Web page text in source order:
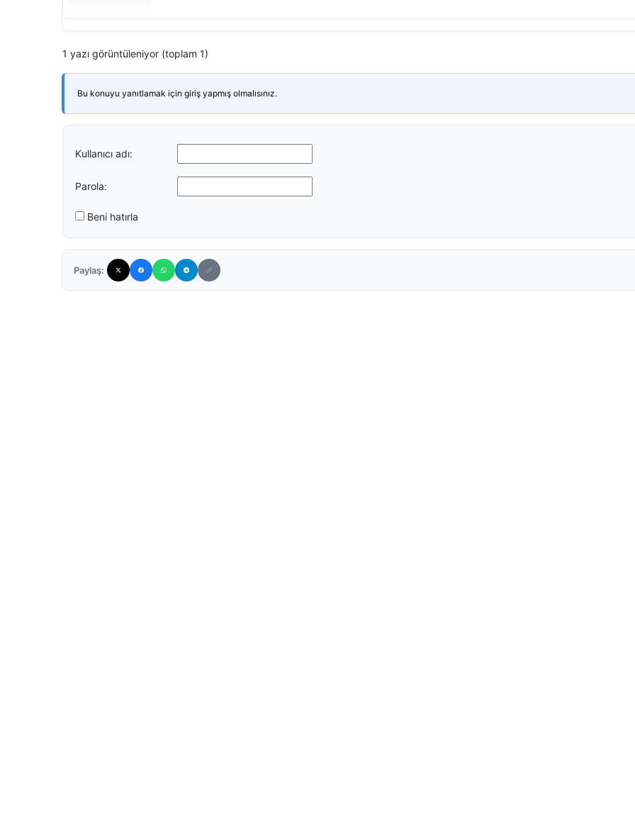
1 yazı görüntüleniyor (toplam 1)
Bu konuyu yanıtlamak için giriş yapmış olmalısınız.
Kullanıcı adı:
Parola:
Beni hatırla
Paylaş: